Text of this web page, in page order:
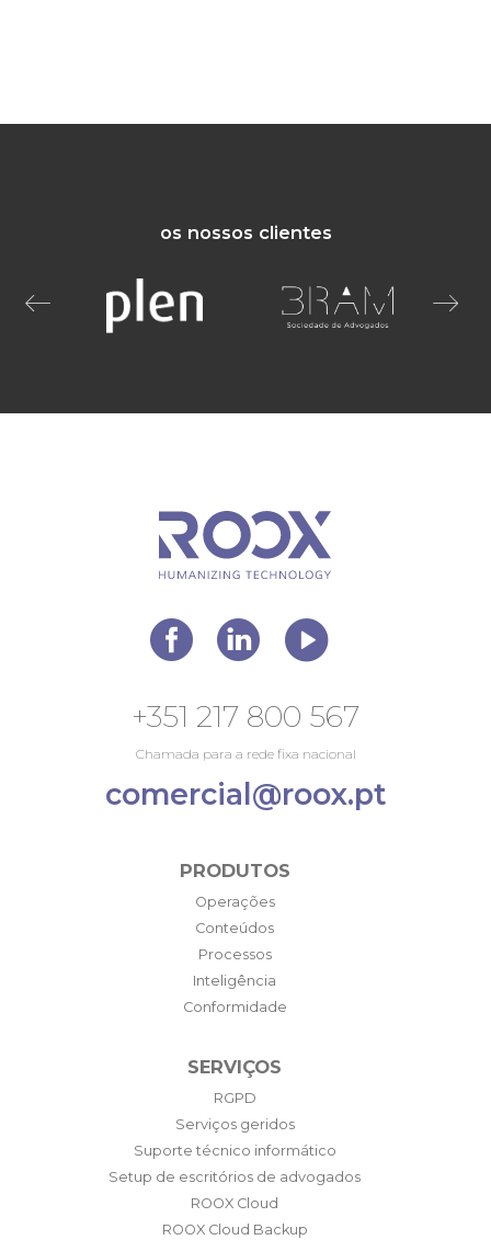
os nossos clientes
+351 217 800 567
Chamada para a rede fixa nacional
comercial@roox.pt
PRODUTOS
Operações
Conteúdos
Processos
Inteligência
Conformidade
SERVIÇOS
RGPD
Serviços geridos
Suporte técnico informático
Setup de escritórios de advogados
ROOX Cloud
ROOX Cloud Backup